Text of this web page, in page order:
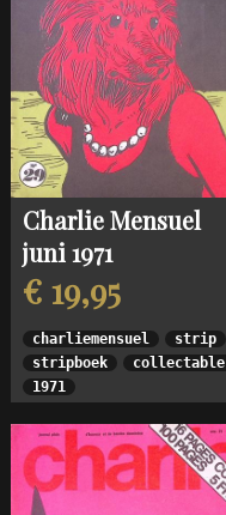
Charlie Mensuel
juni 1971
€ 19,95
charliemensuel
strip
stripboek
collectable
1971